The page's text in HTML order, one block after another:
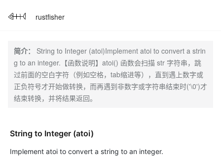
rustfisher
简介：
String to Integer (atoi)Implement atoi to convert a strin
g to an integer.【函数说明】atoi() 函数会扫描 str 字符串，跳
过前面的空白字符（例如空格，tab缩进等），直到遇上数字或
正负符号才开始做转换，而再遇到非数字或字符串结束时('\0')才
结束转换，并将结果返回。
String to Integer (atoi)
Implement atoi to convert a string to an integer.